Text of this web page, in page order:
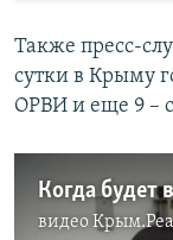
Также пресс-
сутки в Крыму
ОРВИ и еще 9 –
видео